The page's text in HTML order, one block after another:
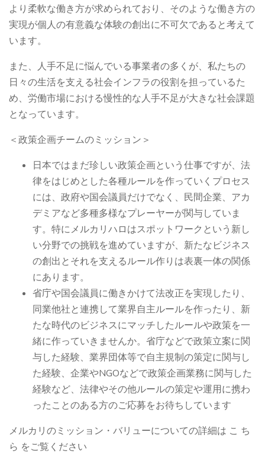
より柔軟な働き方が求められており、そのような働き方の
実現が個人の有意義な体験の創出に不可欠であると考えて
います。
また、人手不足に悩んでいる事業者の多くが、私たちの
日々の生活を支える社会インフラの役割を担っているた
め、労働市場における慢性的な人手不足が大きな社会課題
となっています。
＜政策企画チームのミッション＞
日本ではまだ珍しい政策企画という仕事ですが、法
律をはじめとした各種ルールを作っていくプロセス
には、政府や国会議員だけでなく、民間企業、アカ
デミアなど多種多様なプレーヤーが関与していま
す。特にメルカリハロはスポットワークという新し
い分野での挑戦を進めていますが、新たなビジネス
の創出とそれを支えるルール作りは表裏一体の関係
にあります。
省庁や国会議員に働きかけて法改正を実現したり、
同業他社と連携して業界自主ルールを作ったり、新
たな時代のビジネスにマッチしたルールや政策を一
緒に作っていきませんか。省庁などで政策立案に関
与した経験、業界団体等で自主規制の策定に関与し
た経験、企業やNGOなどで政策企画業務に関与した
経験など、法律やその他ルールの策定や運用に携わ
ったことのある方のご応募をお待ちしています
メルカリのミッション・バリューについての詳細は こ ち
ら をご覧ください